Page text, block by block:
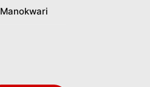
Manokwari